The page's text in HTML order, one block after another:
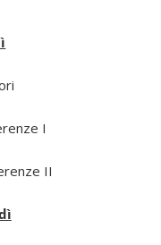
I
II